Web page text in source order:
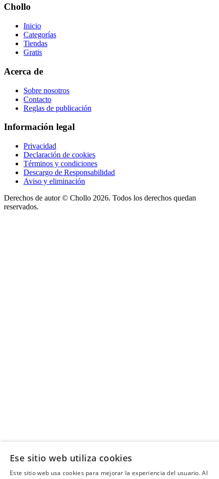
Chollo
Inicio
Categorías
Tiendas
Gratis
Acerca de
Sobre nosotros
Contacto
Reglas de publicación
Información legal
Privacidad
Declaración de cookies
Términos y condiciones
Descargo de Responsabilidad
Aviso y eliminación
Derechos de autor © Chollo 2026. Todos los derechos quedan
reservados.
Ese sitio web utiliza cookies
Este sitio web usa cookies para mejorar la experiencia del usuario. Al